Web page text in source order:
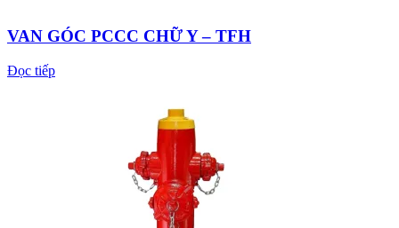
VAN GÓC PCCC CHỮ Y – TFH
Đọc tiếp